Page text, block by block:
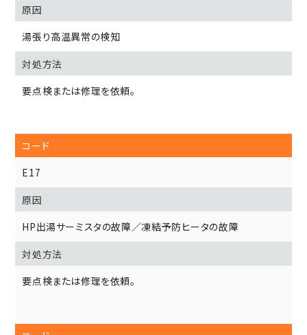
湯張り高温異常の検知
要点検または修理を依頼。
E17
HP出湯サーミスタの故障／凍結予防ヒータの故障
要点検または修理を依頼。